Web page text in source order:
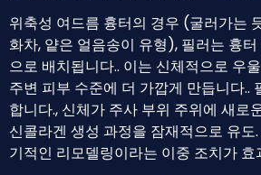
위축성 여드름 흉터의 경우 (굴러가는
화차, 얕은 얼음송이 유형), 필러는 흉
으로 배치됩니다.. 이는 신체적으로 우
주변 피부 수준에 더 가깝게 만듭니다..
합니다., 신체가 주사 부위 주위에 새로
신콜라겐 생성 과정을 잠재적으로 유
기적인 리모델링이라는 이중 조치가 효